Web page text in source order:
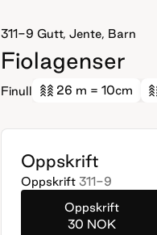
311-9 Gutt, Jente, Barn
Fiolagenser
Finull 26 m = 10cm
Oppskrift
Oppskrift 311-9
Oppskrift
30 NOK